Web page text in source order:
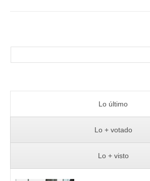
Lo último
Lo + votado
Lo + visto